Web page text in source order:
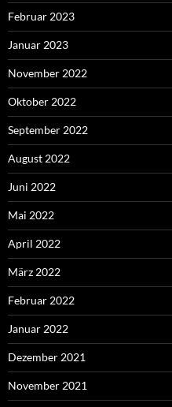
Februar 2023
Januar 2023
November 2022
Oktober 2022
September 2022
August 2022
Juni 2022
Mai 2022
April 2022
März 2022
Februar 2022
Januar 2022
Dezember 2021
November 2021